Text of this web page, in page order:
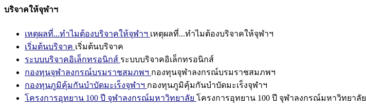
บริจาคให้จุฬาฯ
เหตุผลที่...ทำไมต้องบริจาคให้จุฬาฯ เหตุผลที่...ทำไมต้องบริจาคให้จุฬาฯ
เริ่มต้นบริจาค เริ่มต้นบริจาค
ระบบบริจาคอิเล็กทรอนิกส์ ระบบบริจาคอิเล็กทรอนิกส์
กองทุนจุฬาลงกรณ์บรมราชสมภพฯ กองทุนจุฬาลงกรณ์บรมราชสมภพฯ
กองทุนภูมิคุ้มกันบำบัดมะเร็งจุฬาฯ กองทุนภูมิคุ้มกันบำบัดมะเร็งจุฬาฯ
โครงการอุทยาน 100 ปี จุฬาลงกรณ์มหาวิทยาลัย โครงการอุทยาน 100 ปี จุฬาลงกรณ์มหาวิทยาลัย